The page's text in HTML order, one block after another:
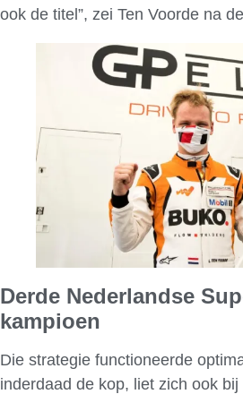
ook de titel”, zei Ten Voorde na
Derde Nederlandse
kampioen
Die strategie functioneerde
inderdaad de kop, liet zich ook